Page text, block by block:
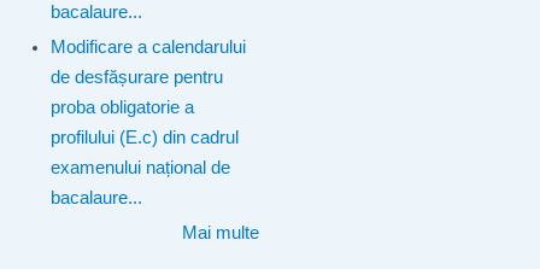
bacalaure...
Modificare a calendarului
de desfășurare pentru
proba obligatorie a
profilului (E.c) din cadrul
examenului național de
bacalaure...
Mai multe